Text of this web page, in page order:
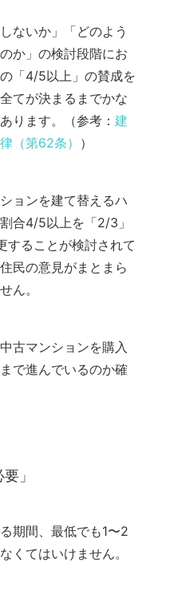
ないか」「どのよう
か」の検討段階にお
「4/5以上」の賛成を
てが決まるまでかな
ります。（参考： 建
（第62条） ）
ョンを建て替えるハ
合4/5以上を「2/3」
することが検討されて
民の意見がまとまら
ん。
古マンションを購入
で進んでいるのか確
」
期間、最低でも1〜2
くてはいけません。